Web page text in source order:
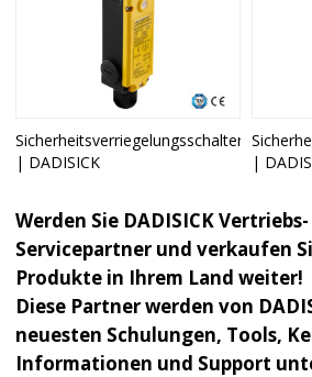
Sicherheitsverriegelungsschalter
| DADISICK
|
Werden Sie DADISICK
Servicepartner und verkaufen
Produkte in Ihrem Land weiter!
Diese Partner werden von
neuesten Schulungen, Tools,
Informationen und Support